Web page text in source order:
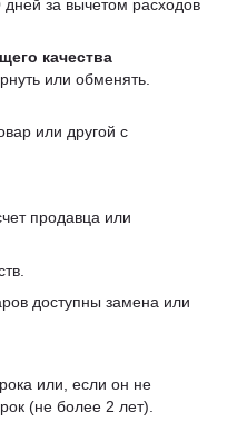
за вычетом расходов
качества
или обменять.
или другой с
продавца или
доступны замена или
или, если он не
(не более 2 лет).